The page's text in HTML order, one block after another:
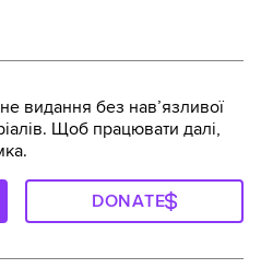
видання без навʼязливої
Щоб працювати далі,
DONATE